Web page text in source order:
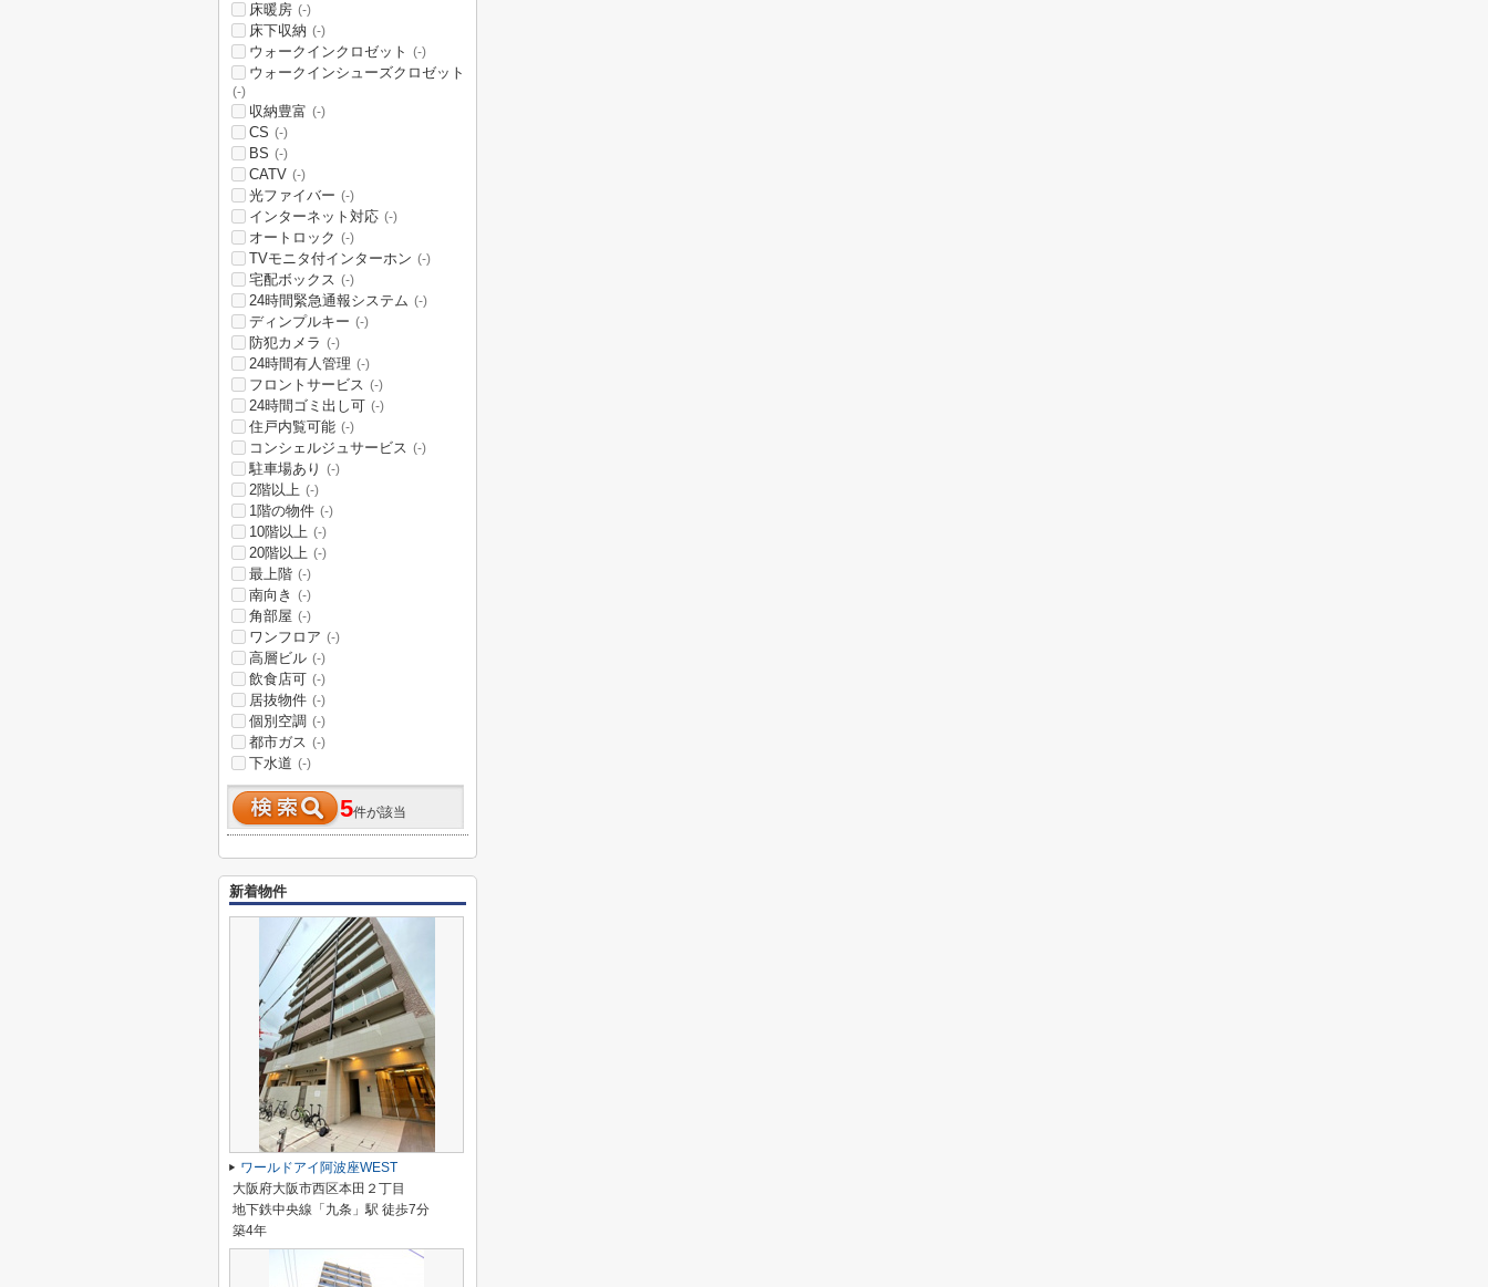
床暖房 (-)
床下収納 (-)
ウォークインクロゼット (-)
ウォークインシューズクロゼット
(-)
収納豊富 (-)
CS (-)
BS (-)
CATV (-)
光ファイバー (-)
インターネット対応 (-)
オートロック (-)
TVモニタ付インターホン (-)
宅配ボックス (-)
24時間緊急通報システム (-)
ディンプルキー (-)
防犯カメラ (-)
24時間有人管理 (-)
フロントサービス (-)
24時間ゴミ出し可 (-)
住戸内覧可能 (-)
コンシェルジュサービス (-)
駐車場あり (-)
2階以上 (-)
1階の物件 (-)
10階以上 (-)
20階以上 (-)
最上階 (-)
南向き (-)
角部屋 (-)
ワンフロア (-)
高層ビル (-)
飲食店可 (-)
居抜物件 (-)
個別空調 (-)
都市ガス (-)
下水道 (-)
5件が該当
新着物件
ワールドアイ阿波座WEST
大阪府大阪市西区本田２丁目
地下鉄中央線「九条」駅 徒歩7分
築4年